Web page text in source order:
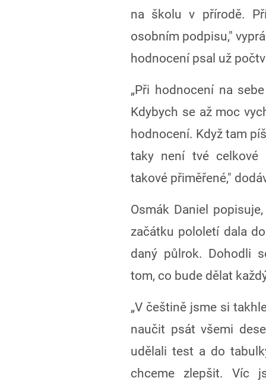
na školu v přírodě.
osobním podpisu,"
hodnocení psal už
„Při hodnocení na
Kdybych se až moc
hodnocení. Když tam
taky není tvé celkové
takové přiměřené,"
Osmák Daniel
začátku pololetí dala
daný půlrok. Dohodli
tom, co bude dělat
„V češtině jsme si
naučit psát všemi
udělali test a do
chceme zlepšit. Víc